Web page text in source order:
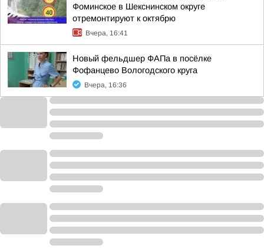
Фоминское в Шекснинском округе
отремонтируют к октябрю
Вчера, 16:41
Новый фельдшер ФАПа в посёлке
Фофанцево Вологодского круга
Вчера, 16:36